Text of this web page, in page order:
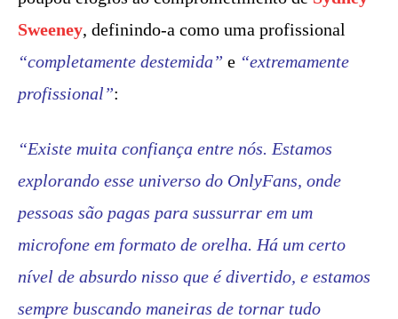
Sweeney, definindo-a como uma profissional
“completamente destemida” e “extremamente
profissional”:
“Existe muita confiança entre nós. Estamos
explorando esse universo do OnlyFans, onde
pessoas são pagas para sussurrar em um
microfone em formato de orelha. Há um certo
nível de absurdo nisso que é divertido, e estamos
sempre buscando maneiras de tornar tudo